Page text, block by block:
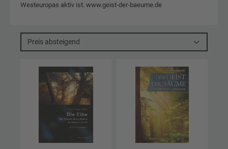
Westeuropas aktiv ist. www.geist-der-baeume.de
Preis absteigend